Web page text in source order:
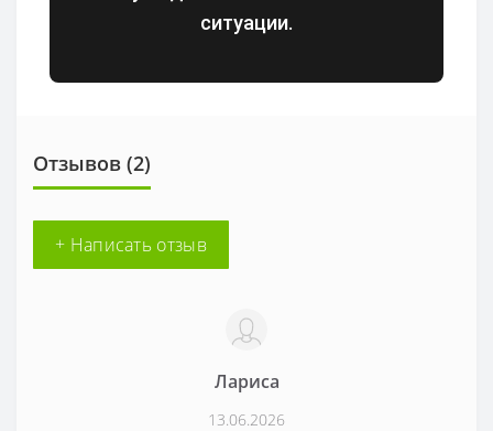
ситуации.
Отзывов (2)
+ Написать отзыв
Лариса
13.06.2026